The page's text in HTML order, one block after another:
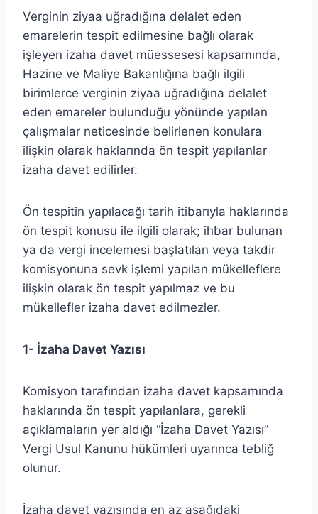
Verginin ziyaa uğradığına delalet eden
emarelerin tespit edilmesine bağlı olarak
işleyen izaha davet müessesesi kapsamında,
Hazine ve Maliye Bakanlığına bağlı ilgili
birimlerce verginin ziyaa uğradığına delalet
eden emareler bulunduğu yönünde yapılan
çalışmalar neticesinde belirlenen konulara
ilişkin olarak haklarında ön tespit yapılanlar
izaha davet edilirler.
Ön tespitin yapılacağı tarih itibarıyla haklarında
ön tespit konusu ile ilgili olarak; ihbar bulunan
ya da vergi incelemesi başlatılan veya takdir
komisyonuna sevk işlemi yapılan mükelleflere
ilişkin olarak ön tespit yapılmaz ve bu
mükellefler izaha davet edilmezler.
1- İzaha Davet Yazısı
Komisyon tarafından izaha davet kapsamında
haklarında ön tespit yapılanlara, gerekli
açıklamaların yer aldığı “İzaha Davet Yazısı”
Vergi Usul Kanunu hükümleri uyarınca tebliğ
olunur.
İzaha davet yazısında en az aşağıdaki